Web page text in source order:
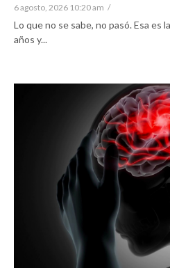
6 agosto, 2026 10:20 am /
Lo que no se sabe, no pasó. Esa es
años y...